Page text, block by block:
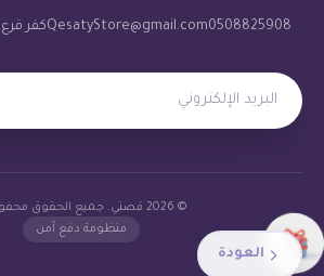
العودة
0508825908
QesatyStore@gmail.comكفر
البريد الإلكتروني
© 2026 قصتي. جميع الحقوق محفوظة.
منظومة دفع آمن